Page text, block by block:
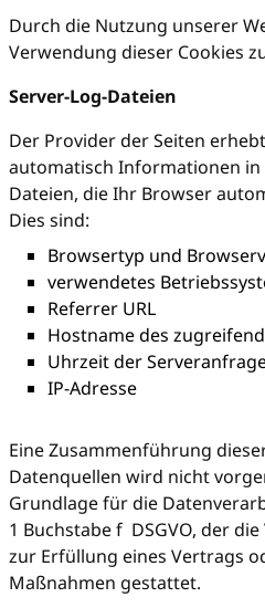
Durch die Nutzung unserer
Verwendung dieser Cookies
Server-Log-Dateien
Der Provider der Seiten
automatisch Informationen in
Dateien, die Ihr Browser
Dies sind:
Browsertyp und
verwendetes
Referrer URL
Hostname des
Uhrzeit der
IP-Adresse
Eine Zusammenführung
Datenquellen wird nicht
Grundlage für die
1 Buchstabe f DSGVO, der
zur Erfüllung eines Vertrags
Maßnahmen gestattet.